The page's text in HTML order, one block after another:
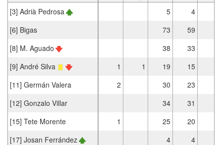
[3] Adrià Pedrosa 5
4
[6] Bigas
73 59
[8] M. Aguado
38 33
[9] André Silva
1 1 19 15
[11] Germán Valera
2 30 23
[12] Gonzalo Villar
34
31
[15] Tete Morente
1 25 20
[17] Josan Ferrández
4
4